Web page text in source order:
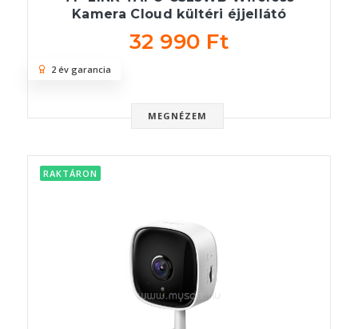
Kamera Cloud kültéri éjjellátó
32 990 Ft
MEGNÉZEM
2 év garancia
RAKTÁRON